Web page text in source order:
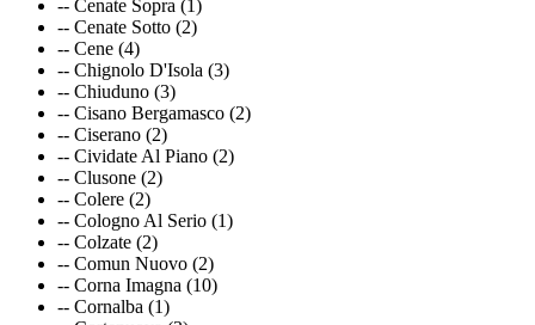
-- Cenate Sopra (1)
-- Cenate Sotto (2)
-- Cene (4)
-- Chignolo D'Isola (3)
-- Chiuduno (3)
-- Cisano Bergamasco (2)
-- Ciserano (2)
-- Cividate Al Piano (2)
-- Clusone (2)
-- Colere (2)
-- Cologno Al Serio (1)
-- Colzate (2)
-- Comun Nuovo (2)
-- Corna Imagna (10)
-- Cornalba (1)